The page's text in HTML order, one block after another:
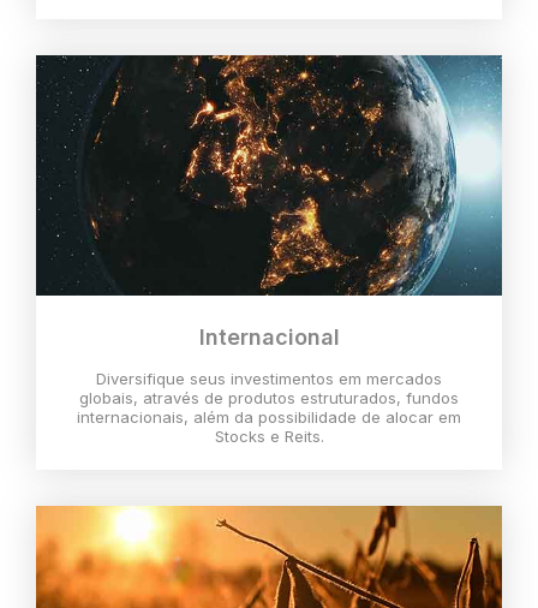
Internacional
Diversifique seus investimentos em mercados
globais, através de produtos estruturados, fundos
internacionais, além da possibilidade de alocar em
Stocks e Reits.